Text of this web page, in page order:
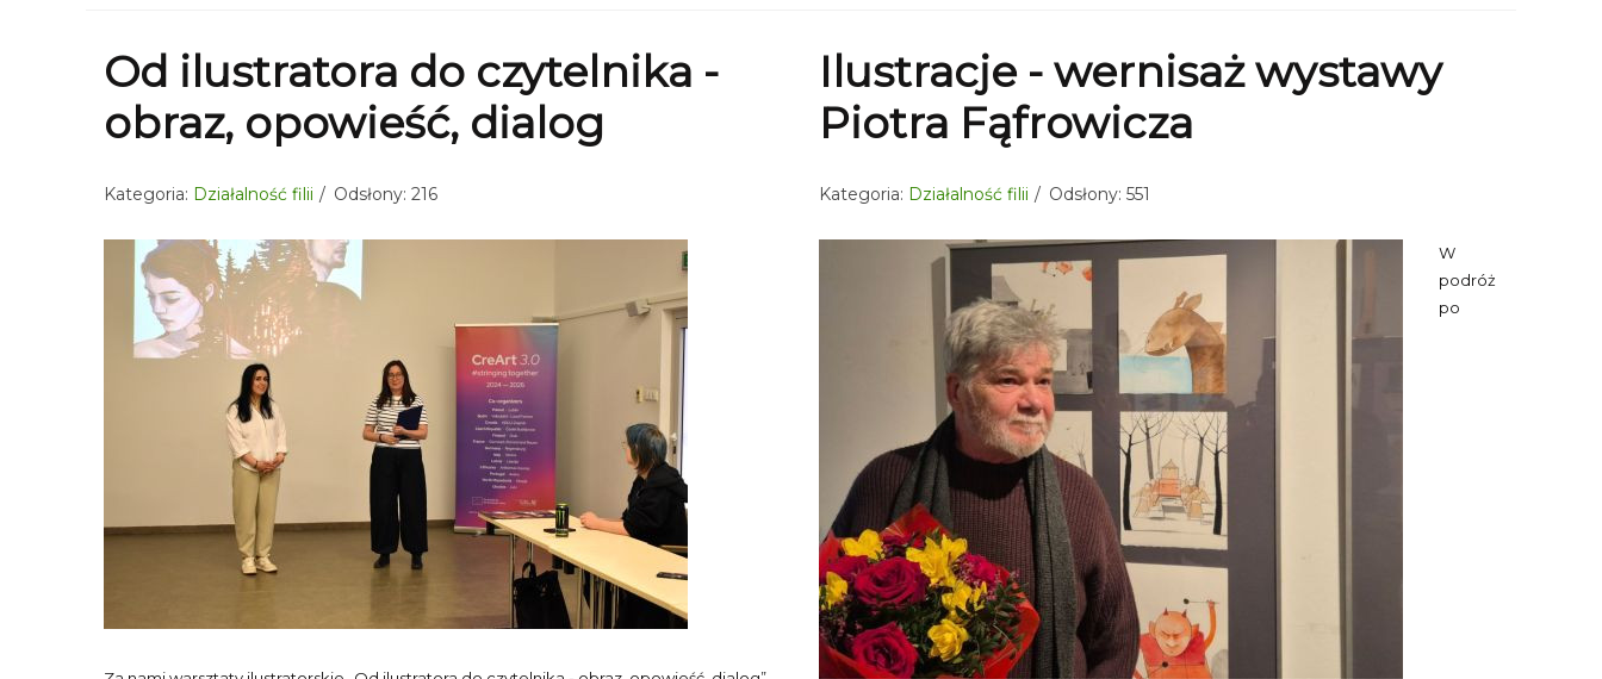
Od ilustratora do czytelnika -
obraz, opowieść, dialog
Kategoria: Działalność filii Odsłony: 216
Ilustracje - wernisaż wystawy
Piotra Fąfrowicza
Kategoria: Działalność filii Odsłony: 551
W
podróż
po